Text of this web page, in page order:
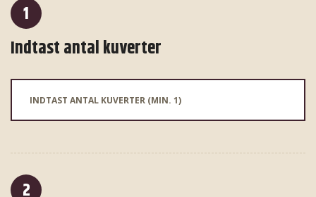
1
Indtast antal kuverter
2